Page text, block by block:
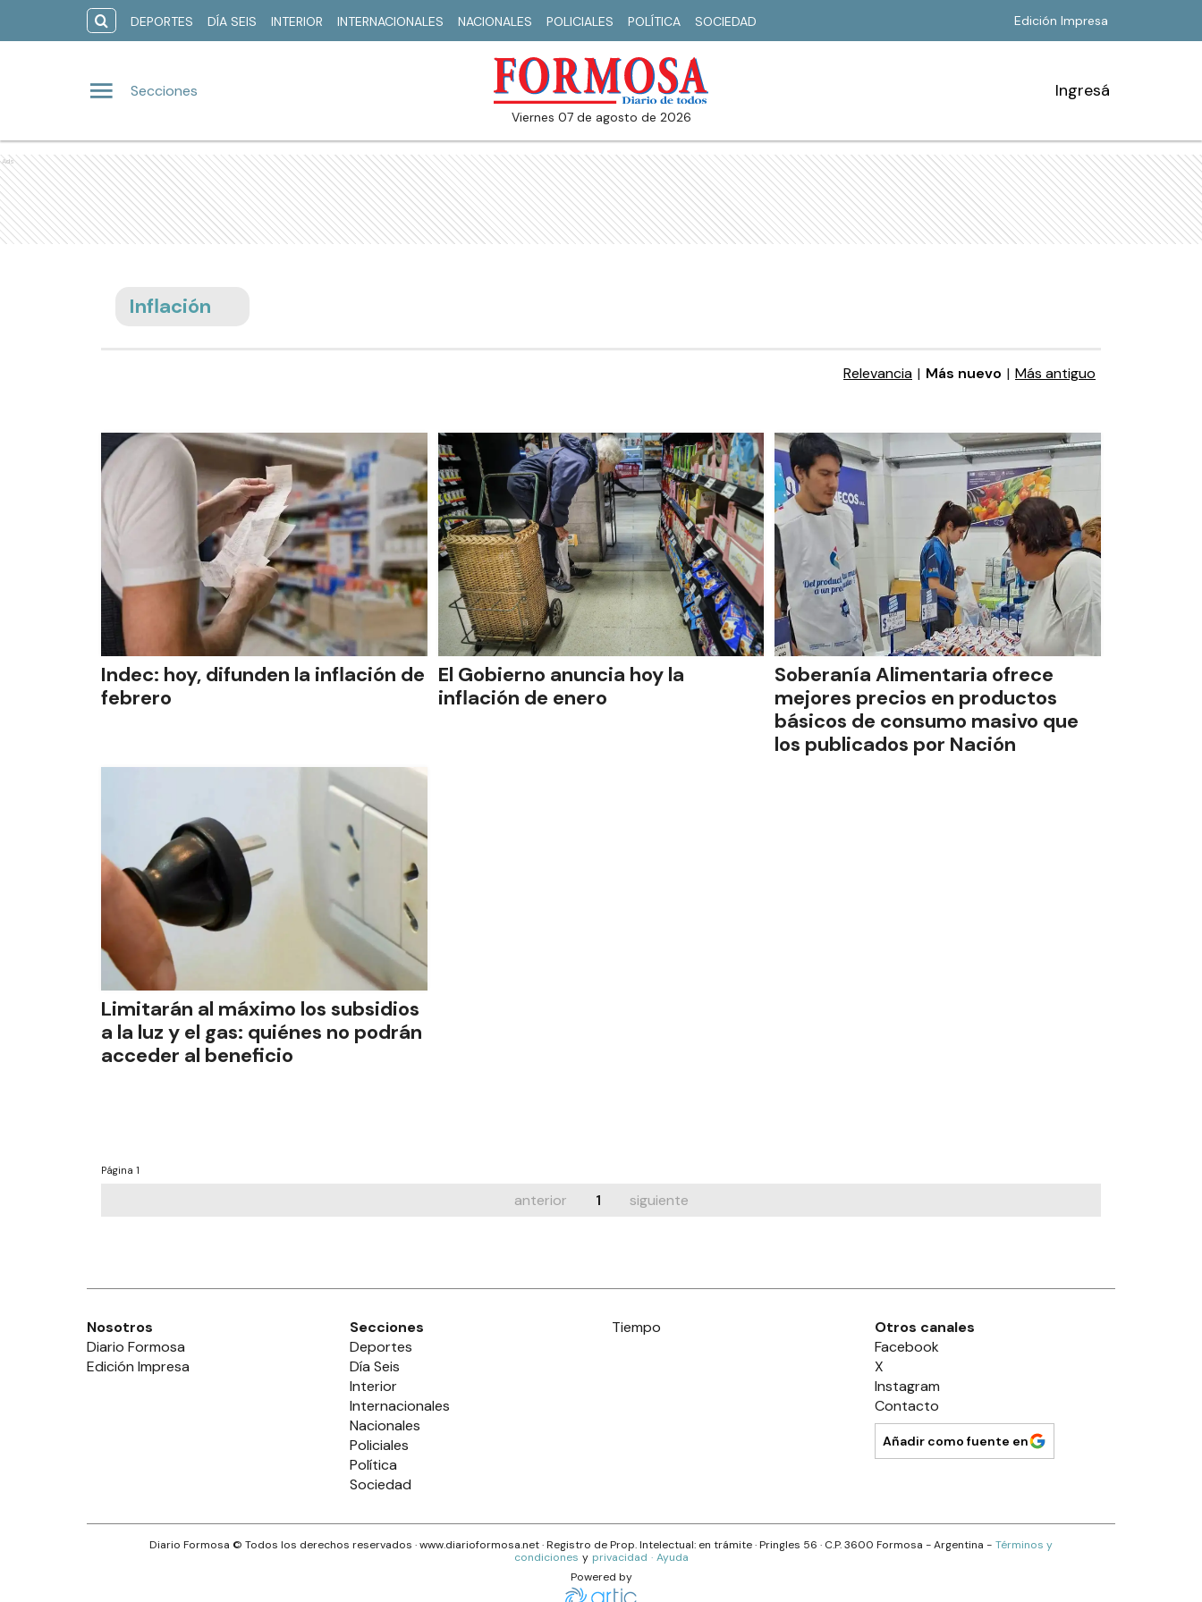
DEPORTES DÍA SEIS INTERIOR INTERNACIONALES NACIONALES POLICIALES POLÍTICA SOCIEDAD Edición Impresa
Secciones
viernes 07 de agosto de 2026
Ingresá
Ads
Inflación
Relevancia | Más nuevo | Más antiguo
Indec: hoy, difunden la inflación de
febrero
El Gobierno anuncia hoy la
inflación de enero
Soberanía Alimentaria ofrece
mejores precios en productos
básicos de consumo masivo que
los publicados por Nación
Limitarán al máximo los subsidios
a la luz y el gas: quiénes no podrán
acceder al beneficio
Página 1
anterior 1 siguiente
Nosotros
Diario Formosa
Edición Impresa
Secciones
Deportes
Día Seis
Interior
Internacionales
Nacionales
Policiales
Política
Sociedad
Tiempo
Otros canales
Facebook
X
Instagram
Contacto
Añadir como fuente en
Diario Formosa © Todos los derechos reservados · www.diarioformosa.net· Registro de Prop. Intelectual: en trámite ·Pringles 56 · C.P.3600 Formosa - Argentina - Términos y
condiciones y privacidad · Ayuda
Powered by